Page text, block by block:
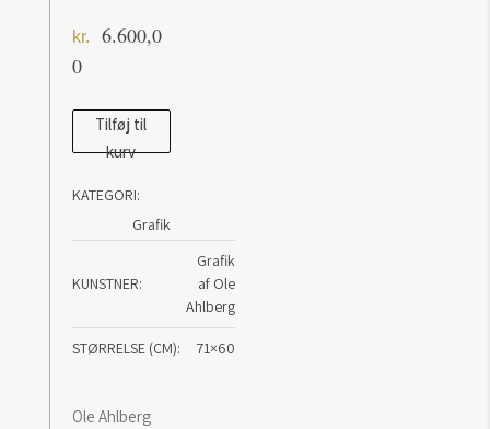
kr.
6.600,0
0
Freedom
Exhibited
Ahlberg
Tilføj til
kurv
KATEGORI:
Grafik
KUNSTNER
Grafik
af Ole
Ahlberg
STØRRELSE (CM) 71×60
Ole Ahlberg